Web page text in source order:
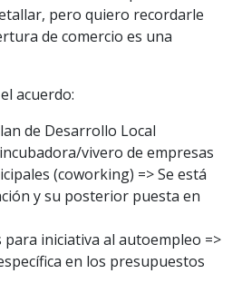
pero quiero recordarle
de comercio es una
acuerdo:
de Desarrollo Local
vivero de empresas
(coworking) => Se está
y su posterior puesta en
para iniciativa al autoempleo =>
en los presupuestos